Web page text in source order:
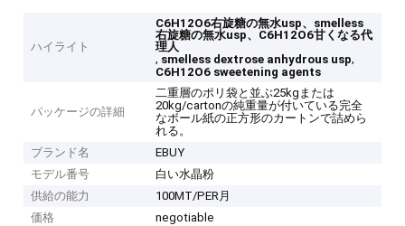
ハイライト
C6H12O6右旋糖の無水usp、smelless
右旋糖の無水usp、C6H12O6甘くなる代
理人
, smelless dextrose anhydrous usp,
C6H12O6 sweetening agents
パッケージの詳細
二重層のポリ袋と並ぶ25kgまたは
20kg/cartonの純重量が付いている完全
なボール紙の正方形のカートンで詰めら
れる。
ブランド名
EBUY
モデル番号
白い水晶粉
供給の能力
100MT/PER月
価格
negotiable